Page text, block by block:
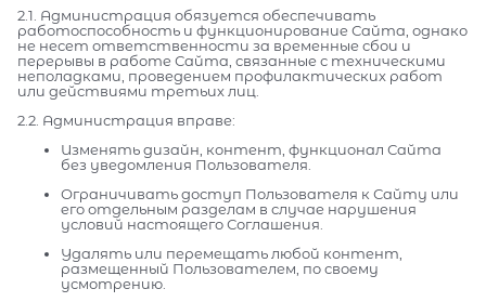
2.1. Администрация обязуется обеспечивать
работоспособность и функционирование Сайта, однако
не несет ответственности за временные сбои и
перерывы в работе Сайта, связанные с техническими
неполадками, проведением профилактических работ
или действиями третьих лиц.
2.2. Администрация вправе:
Изменять дизайн, контент, функционал Сайта
без уведомления Пользователя.
Ограничивать доступ Пользователя к Сайту или
его отдельным разделам в случае нарушения
условий настоящего Соглашения.
Удалять или перемещать любой контент,
размещенный Пользователем, по своему
усмотрению.